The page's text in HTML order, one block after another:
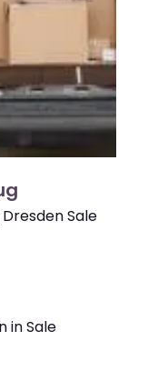
Sale
in Sale